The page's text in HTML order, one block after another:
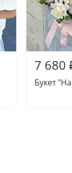
7 680
Букет